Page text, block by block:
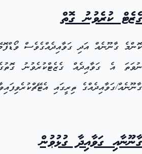
ގެޒެޓް ކުރެވުނު ގޮތް
ކޮންމެ ގާނޫނެއް އަދި ގަވާއިދެއްގެވެސް
ނުވަތަ އެ ގަވާއިދެއް ގެޒެޓްކުރެވުނު
ގާނޫނެއް/ގަވާއިދެއްގެ ތިރީގައި
ގާނޫނާއި ގަވާއިދާ ގުޅުވުން